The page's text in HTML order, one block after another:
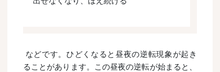
などです。ひどくなると昼夜の逆転現象が起き
ることがあります。
この昼夜の逆転が始まると、